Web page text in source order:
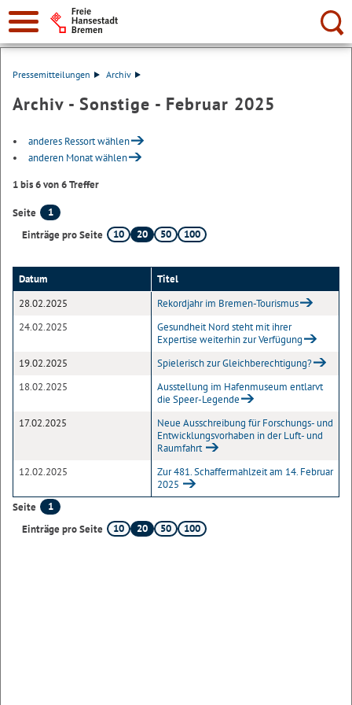
Suche:
Pressemitteilungen Archiv
Archiv - Sonstige - Februar 2025
anderes Ressort wählen
anderen Monat wählen
1 bis 6 von 6 Treffer
Seite
1
Einträge pro Seite
10 20 50 100
Datum
Titel
28.02.2025
Rekordjahr im Bremen-Tourismus
24.02.2025
Gesundheit Nord steht mit ihrer
Expertise weiterhin zur Verfügung
19.02.2025
Spielerisch zur Gleichberechtigung?
18.02.2025
Ausstellung im Hafenmuseum entlarvt
die Speer-Legende
17.02.2025
Neue Ausschreibung für Forschungs- und
Entwicklungsvorhaben in der Luft- und
Raumfahrt
12.02.2025
Zur 481. Schaffermahlzeit am 14. Februar
2025
Seite
1
Einträge pro Seite
10 20 50 100